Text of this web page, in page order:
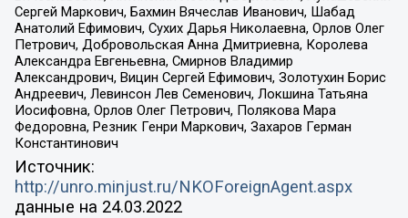
Сергей Маркович, Бахмин Вячеслав Иванович, Шабад
Анатолий Ефимович, Сухих Дарья Николаевна, Орлов Олег
Петрович, Добровольская Анна Дмитриевна, Королева
Александра Евгеньевна, Смирнов Владимир
Александрович, Вицин Сергей Ефимович, Золотухин Борис
Андреевич, Левинсон Лев Семенович, Локшина Татьяна
Иосифовна, Орлов Олег Петрович, Полякова Мара
Федоровна, Резник Генри Маркович, Захаров Герман
Константинович
Источник:
http://unro.minjust.ru/NKOForeignAgent.aspx
данные на 24.03.2022